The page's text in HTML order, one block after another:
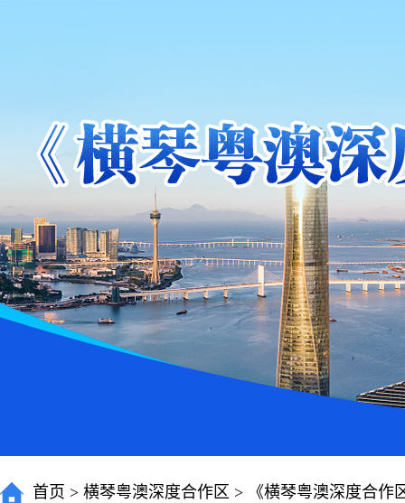
首页 > 横琴粤澳深度合作区 > 《横琴粤澳深度合作